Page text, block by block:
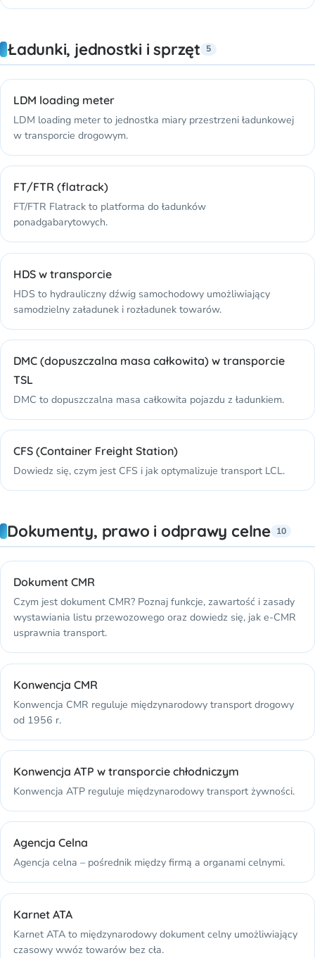
Ładunki, jednostki i sprzęt 5
LDM loading meter
LDM loading meter to jednostka miary przestrzeni ładunkowej
w transporcie drogowym.
FT/FTR (flatrack)
FT/FTR Flatrack to platforma do ładunków
ponadgabarytowych.
HDS w transporcie
HDS to hydrauliczny dźwig samochodowy umożliwiający
samodzielny załadunek i rozładunek towarów.
DMC (dopuszczalna masa całkowita) w transporcie
TSL
DMC to dopuszczalna masa całkowita pojazdu z ładunkiem.
CFS (Container Freight Station)
Dowiedz się, czym jest CFS i jak optymalizuje transport LCL.
Dokumenty, prawo i odprawy celne 10
Dokument CMR
Czym jest dokument CMR? Poznaj funkcje, zawartość i zasady
wystawiania listu przewozowego oraz dowiedz się, jak e-CMR
usprawnia transport.
Konwencja CMR
Konwencja CMR reguluje międzynarodowy transport drogowy
od 1956 r.
Konwencja ATP w transporcie chłodniczym
Konwencja ATP reguluje międzynarodowy transport żywności.
Agencja Celna
Agencja celna – pośrednik między firmą a organami celnymi.
Karnet ATA
Karnet ATA to międzynarodowy dokument celny umożliwiający
czasowy wwóz towarów bez cła.